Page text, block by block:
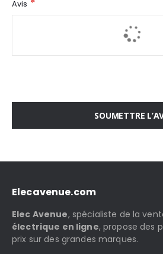
Avis
SOUMETTRE
Elecavenue.com
Elec Avenue, spécialiste de la
électrique en ligne, propose des
prix sur des grandes marques.